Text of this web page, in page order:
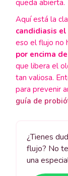
queda abierta.
Aquí está la
candidiasis
eso el flujo no
por encima
que libera el
tan valiosa.
para prevenir
guía de
¿Tienes
flujo? No
una